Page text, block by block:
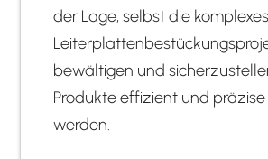
der Lage, selbst die
bewältigen und
Produkte effizient und
werden.